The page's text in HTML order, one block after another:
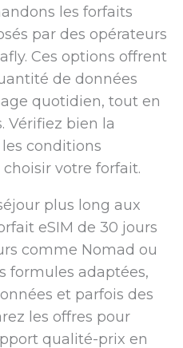
les forfaits
par des opérateurs
Ces options offrent
de données
quotidien, tout en
Vérifiez bien la
conditions
votre forfait.
plus long aux
eSIM de 30 jours
comme Nomad ou
formules adaptées,
et parfois des
les offres pour
qualité-prix en